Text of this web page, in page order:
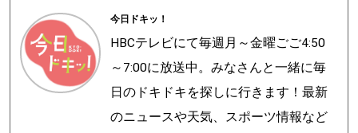
今日ドキッ！
HBCテレビにて毎週月～金曜ごご4:50
～7:00に放送中。みなさんと一緒に毎
日のドキドキを探しに行きます！最新
のニュースや天気、スポーツ情報など